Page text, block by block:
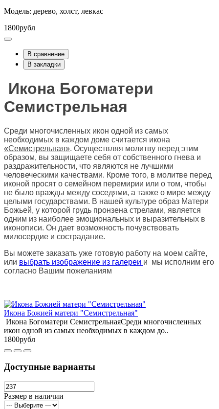
Модель: дерево, холст, левкас
1800рубл
В сравнение
В закладки
Икона Богоматери
Семистрельная
Среди многочисленных икон одной из самых
необходимых в каждом доме считается икона
«Семистрельная». Осуществляя молитву перед этим
образом, вы защищаете себя от собственного гнева и
раздражительности, что являются не лучшими
человеческими качествами. Кроме того, в молитве перед
иконой просят о семейном перемирии или о том, чтобы
не было вражды между соседями, а также о мире между
целыми государствами. В нашей культуре образ Матери
Божьей, у которой грудь пронзена стрелами, является
одним из наиболее эмоциональных и выразительных в
иконописи. Он дает возможность почувствовать
милосердие и сострадание.
Вы можете заказать уже готовую работу на моем сайте,
или выбрать изображение из галереи и мы исполним его
согласно Вашим пожеланиям
Икона Божией матери "Семистрельная"
Икона Богоматери СемистрельнаяСреди многочисленных
икон одной из самых необходимых в каждом до..
1800рубл
Доступные варианты
Размер в наличии